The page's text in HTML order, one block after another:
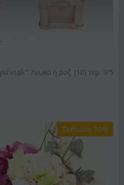
Λευκά ή ροζ. (10) τεμ. 3/5
Έκπτωση 10%